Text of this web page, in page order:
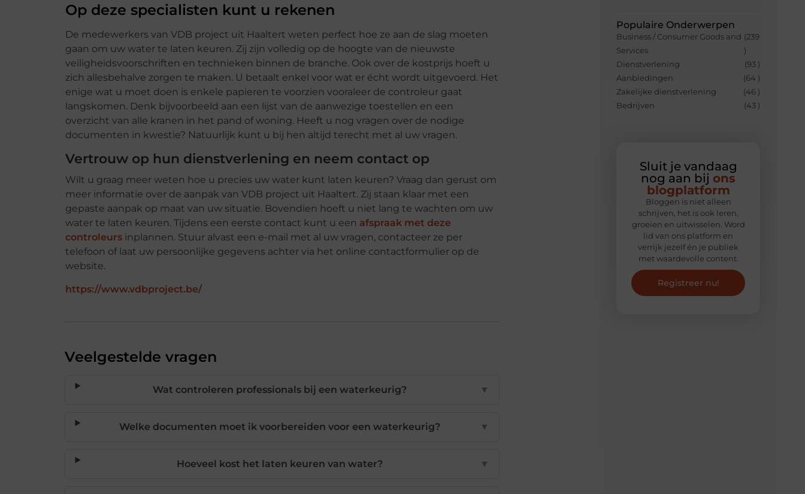
Populaire Onderwerpen
Business / Consumer Goods and
Services
(239
)
Dienstverlening
(93 )
Aanbiedingen
(64 )
Zakelijke dienstverlening
(46 )
Bedrijven
(43 )
Sluit je vandaag
nog aan bij ons
blogplatform
Bloggen is niet alleen
schrijven, het is ook leren,
groeien en uitwisselen. Word
lid van ons platform en
verrijk jezelf én je publiek
met waardevolle content.
Registreer nu!
Op deze specialisten kunt u rekenen
De medewerkers van VDB project uit Haaltert weten perfect hoe ze aan de slag moeten
gaan om uw water te laten keuren. Zij zijn volledig op de hoogte van de nieuwste
veiligheidsvoorschriften en technieken binnen de branche. Ook over de kostprijs hoeft u
zich allesbehalve zorgen te maken. U betaalt enkel voor wat er écht wordt uitgevoerd. Het
enige wat u moet doen is enkele papieren te voorzien vooraleer de controleur gaat
langskomen. Denk bijvoorbeeld aan een lijst van de aanwezige toestellen en een
overzicht van alle kranen in het pand of woning. Heeft u nog vragen over de nodige
documenten in kwestie? Natuurlijk kunt u bij hen altijd terecht met al uw vragen.
Vertrouw op hun dienstverlening en neem contact op
Wilt u graag meer weten hoe u precies uw water kunt laten keuren? Vraag dan gerust om
meer informatie over de aanpak van VDB project uit Haaltert. Zij staan klaar met een
gepaste aanpak op maat van uw situatie. Bovendien hoeft u niet lang te wachten om uw
water te laten keuren. Tijdens een eerste contact kunt u een afspraak met deze
controleurs inplannen. Stuur alvast een e-mail met al uw vragen, contacteer ze per
telefoon of laat uw persoonlijke gegevens achter via het online contactformulier op de
website.
https://www.vdbproject.be/
Veelgestelde vragen
Wat controleren professionals bij een waterkeurig? ▼
Welke documenten moet ik voorbereiden voor een waterkeurig? ▼
Hoeveel kost het laten keuren van water? ▼